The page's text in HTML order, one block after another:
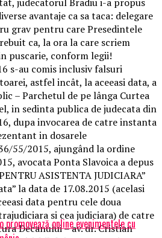
avantaje ca sa taca: delegare
grav pentru care Presedintele
ca, la ora la care scriem
puscarie, conform legii!
s-au comis inclusiv falsuri
astfel incât, la aceeasi data, a
– Parchetul de pe lânga Curtea
in sedinta publica de judecata din
dupa invocarea de catre instanta
in dosarele
55/2015, ajungând la ordine
avocata Ponta Slavoica a depus
ASISTENTA JUDICIARA”
la data de 17.08.2015 (acelasi
data pentru cele doua
si cea judiciara) de catre
Decanului – av. dr. Cristian
promovează online evenimentele cu